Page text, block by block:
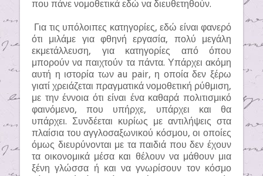
που πάνε νομοθετικά εδώ να διευθετηθούν.
Για τις υπόλοιπες κατηγορίες, εδώ είναι φανερό
ότι μιλάμε για φθηνή εργασία, πολύ μεγάλη
εκμετάλλευση, για κατηγορίες από όπου
μπορούν να παιχτούν τα πάντα. Υπάρχει ακόμη
αυτή η ιστορία των au pair, η οποία δεν ξέρω
γιατί χρειάζεται πραγματικά νομοθετική ρύθμιση,
με την έννοια ότι είναι ένα καθαρά πολιτισμικό
φαινόμενο, που υπήρχε, υπάρχει και θα
υπάρχει. Συνδέεται κυρίως με αντιλήψεις στα
πλαίσια του αγγλοσαξωνικού κόσμου, οι οποίες
όμως διευρύνονται με τα παιδιά που δεν έχουν
τα οικονομικά μέσα και θέλουν να μάθουν μια
ξένη γλώσσα ή και να γνωρίσουν τον κόσμο